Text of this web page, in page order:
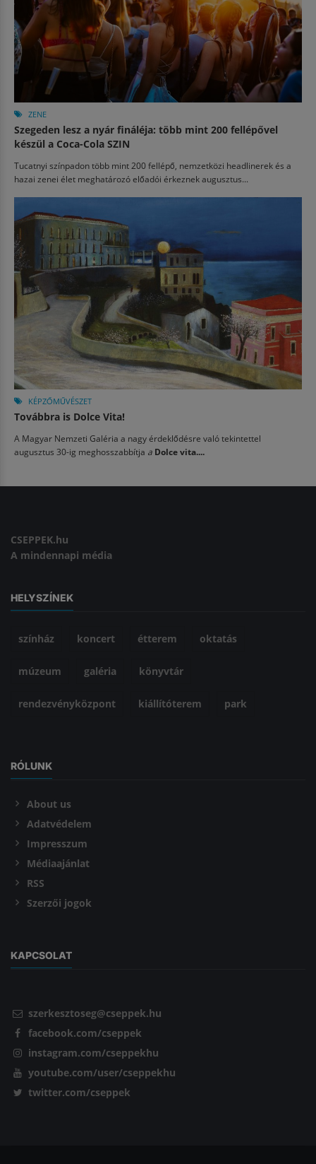
ZENE
Szegeden lesz a nyár fináléja: több mint 200 fellépővel
készül a Coca-Cola SZIN
Tucatnyi színpadon több mint 200 fellépő, nemzetközi headlinerek és a
hazai zenei élet meghatározó előadói érkeznek augusztus...
KÉPZŐMŰVÉSZET
Továbbra is Dolce Vita!
A Magyar Nemzeti Galéria a nagy érdeklődésre való tekintettel
augusztus 30-ig meghosszabbítja a Dolce vita....
CSEPPEK.hu
A mindennapi média
HELYSZÍNEK
színház koncert étterem oktatás
múzeum galéria könyvtár
rendezvényközpont kiállítóterem park
RÓLUNK
About us
Adatvédelem
Impresszum
Médiaajánlat
RSS
Szerzői jogok
KAPCSOLAT
szerkesztoseg@cseppek.hu
facebook.com/cseppek
instagram.com/cseppekhu
youtube.com/user/cseppekhu
twitter.com/cseppek